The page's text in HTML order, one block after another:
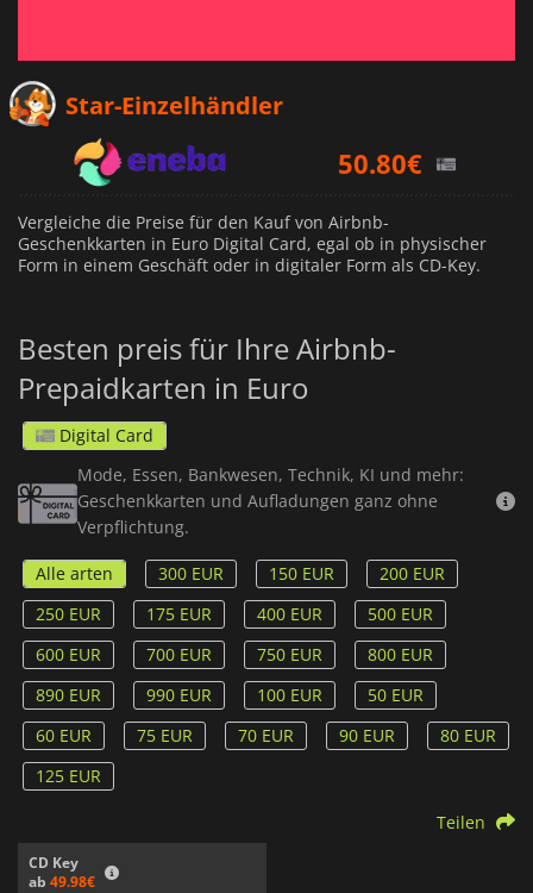
Star-Einzelhändler
50.80€
50.25
Vergleiche die Preise für den Kauf von Airbnb-
Geschenkkarten in Euro Digital Card, egal ob in physischer
Form in einem Geschäft oder in digitaler Form als CD-Key.
Besten preis für Ihre Airbnb-
Prepaidkarten in Euro
Digital Card
Mode, Essen, Bankwesen, Technik, KI und mehr:
Geschenkkarten und Aufladungen ganz ohne
Verpflichtung.
Alle arten 300 EUR 150 EUR
200 EUR
250 EUR
175 EUR 400 EUR
500 EUR
600 EUR
700 EUR 750 EUR
800 EUR
890 EUR
990 EUR 100 EUR
50 EUR
60 EUR
75 EUR 70 EUR 90 EUR
80 EUR
125 EUR
CD Key
ab 49.98€
Teilen